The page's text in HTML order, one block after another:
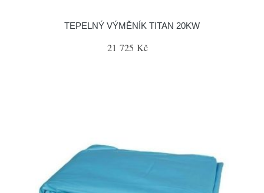
TEPELNÝ VÝMĚNÍK TITAN 20KW
21 725 Kč